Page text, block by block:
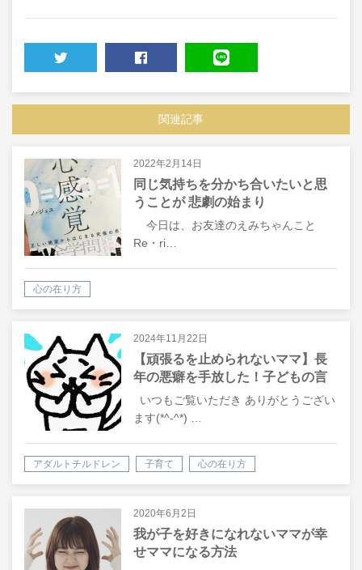
関連記事
2022年2月14日
同じ気持ちを分かち合いたいと思
うことが 悲劇の始まり
今日は、お友達のえみちゃんこと
Re・ri…
心の在り方
2024年11月22日
【頑張るを止められないママ】長
年の悪癖を手放した！子どもの言
葉がキッカケで変わることができ
たよ♪
いつもご覧いただき ありがとうござい
ます(*^-^*) …
アダルトチルドレン 子育て 心の在り方
2020年6月2日
我が子を好きになれないママが幸
せママになる方法